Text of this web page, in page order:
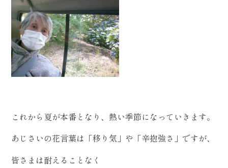
これから夏が本番となり、熱い季節になっていきます。
あじさいの花言葉は「移り気」や「辛抱強さ」ですが、
皆さまは耐えることなく